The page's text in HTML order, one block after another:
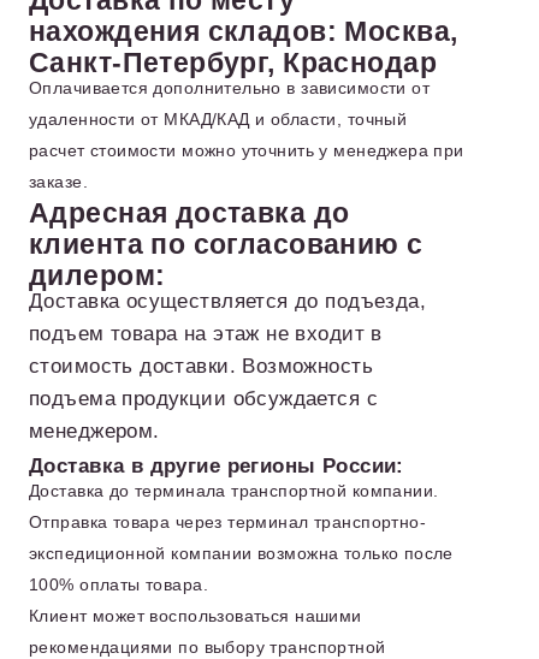
нахождения складов: Москва,
Санкт-Петербург, Краснодар
Оплачивается дополнительно в зависимости от
удаленности от МКАД/КАД и области, точный
расчет стоимости можно уточнить у менеджера при
заказе.
Адресная доставка до
клиента по согласованию с
дилером:
Доставка осуществляется до подъезда,
подъем товара на этаж не входит в
стоимость доставки. Возможность
подъема продукции обсуждается с
менеджером.
Доставка в другие регионы России:
Доставка до терминала транспортной компании.
Отправка товара через терминал транспортно-
экспедиционной компании возможна только после
100% оплаты товара.
Клиент может воспользоваться нашими
рекомендациями по выбору транспортной